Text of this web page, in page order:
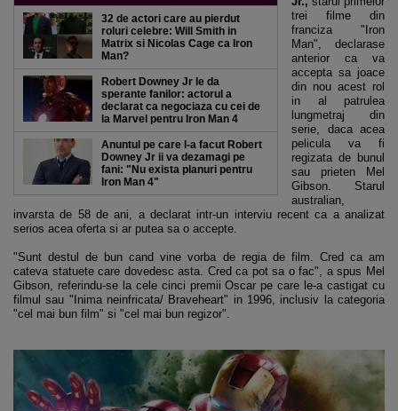
32 de actori care au pierdut
roluri celebre: Will Smith in
Matrix si Nicolas Cage ca Iron
Man?
Robert Downey Jr le da
sperante fanilor: actorul a
declarat ca negociaza cu cei de
la Marvel pentru Iron Man 4
Anuntul pe care l-a facut Robert
Downey Jr ii va dezamagi pe
fani: "Nu exista planuri pentru
Iron Man 4"
trei filme din
franciza "Iron
Man", declarase
anterior ca va
accepta sa joace
din nou acest rol
in al patrulea
lungmetraj din
serie, daca acea
pelicula va fi
regizata de bunul
sau prieten Mel
Gibson. Starul
australian,
invarsta de 58 de ani, a declarat intr-un interviu recent ca a analizat
serios acea oferta si ar putea sa o accepte.
"Sunt destul de bun cand vine vorba de regia de film. Cred ca am
cateva statuete care dovedesc asta. Cred ca pot sa o fac", a spus Mel
Gibson, referindu-se la cele cinci premii Oscar pe care le-a castigat cu
filmul sau "Inima neinfricata/ Braveheart" in 1996, inclusiv la categoria
"cel mai bun film" si "cel mai bun regizor".